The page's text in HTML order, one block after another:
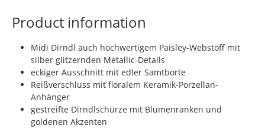
Product information
Midi Dirndl auch hochwertigem Paisley-Webstoff mit
silber glitzernden Metallic-Details
eckiger Ausschnitt mit edler Samtborte
Reißverschluss mit floralem Keramik-Porzellan-
Anhänger
gestreifte Dirndlschürze mit Blumenranken und
goldenen Akzenten